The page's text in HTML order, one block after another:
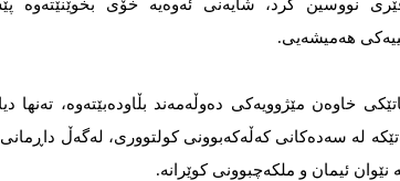
نووسین کرد، شایەنی ئەوەیە خۆی بخوێنێتەوە
هەمیشەیی.
خاوەن مێژوویەکی دەوڵەمەند بڵاودەبێتەوە، تەنها
لە سەدەکانی کەڵەکەبوونی کولتووری، لەگەڵ
نێوان ئیمان و ملکەچبوونی کوێرانە.